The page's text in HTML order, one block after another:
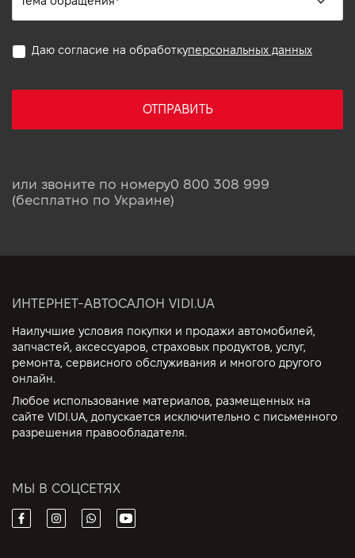
Даю согласие на обработкуперсональных данных
ОТПРАВИТЬ
или звоните по номеру0 800 308 999
(бесплатно по Украине)
ИНТЕРНЕТ-АВТОСАЛОН VIDI.UA
Наилучшие условия покупки и продажи автомобилей,
запчастей, аксессуаров, страховых продуктов, услуг,
ремонта, сервисного обслуживания и многого другого
онлайн.
Любое использование материалов, размещенных на
сайте VIDI.UA, допускается исключительно с письменного
разрешения правообладателя.
МЫ В СОЦСЕТЯХ